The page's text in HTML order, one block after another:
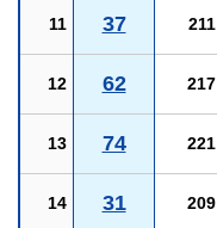
11 37 211
12 62 217
13 74 221
14 31 209